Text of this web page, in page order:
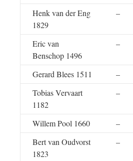
Henk van der Eng
1829
–
Eric van
Benschop 1496
–
Gerard Blees 1511
–
Tobias Vervaart
1182
–
Willem Pool 1660 –
Bert van Oudvorst
1823
–